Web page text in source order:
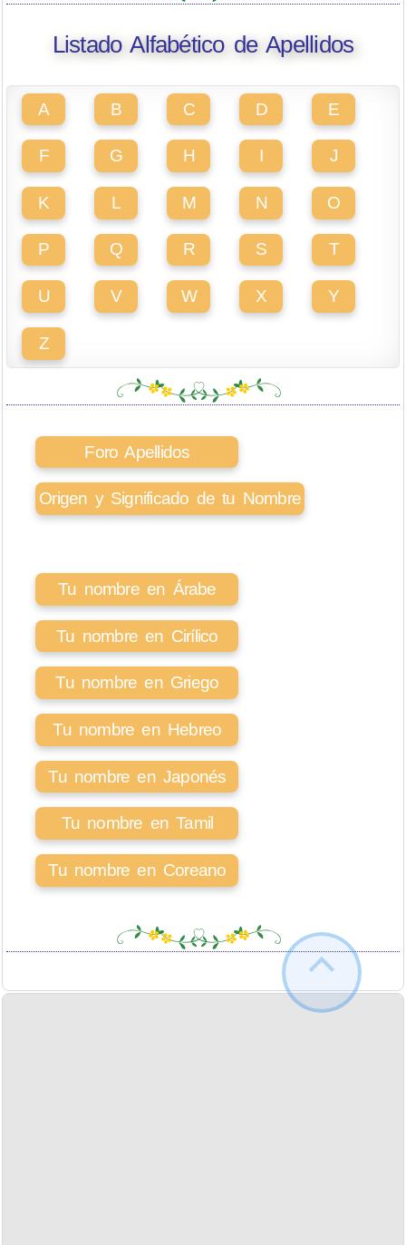
Listado Alfabético de Apellidos
A B C D E
F G H I J
K L M N O
P Q R S T
U V W X Y
Z
Foro Apellidos
Origen y Significado de tu Nombre
Tu nombre en Árabe
Tu nombre en Cirílico
Tu nombre en Griego
Tu nombre en Hebreo
Tu nombre en Japonés
Tu nombre en Tamil
Tu nombre en Coreano